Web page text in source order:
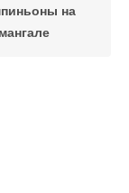
на
мангале